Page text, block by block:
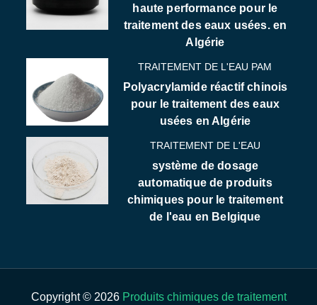
haute performance pour le
traitement des eaux usées. en
Algérie
TRAITEMENT DE L'EAU PAM
Polyacrylamide réactif chinois
pour le traitement des eaux
usées en Algérie
TRAITEMENT DE L'EAU
système de dosage
automatique de produits
chimiques pour le traitement
de l'eau en Belgique
Copyright © 2026 Produits chimiques de traitement